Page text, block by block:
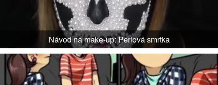
Návod na make-up: Perlová smrtka